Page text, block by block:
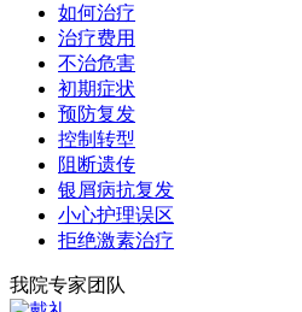
如何治疗
治疗费用
不治危害
初期症状
预防复发
控制转型
阻断遗传
银屑病抗复发
小心护理误区
拒绝激素治疗
我院专家团队